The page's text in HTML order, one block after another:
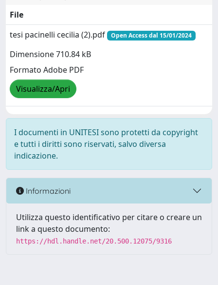
File
tesi pacinelli cecilia (2).pdf
Open Access dal 15/01/2024
Dimensione 710.84 kB
Formato Adobe PDF
Visualizza/Apri
I documenti in UNITESI sono protetti da copyright
e tutti i diritti sono riservati, salvo diversa
indicazione.
Informazioni
Utilizza questo identificativo per citare o creare un
link a questo documento:
https://hdl.handle.net/20.500.12075/9316